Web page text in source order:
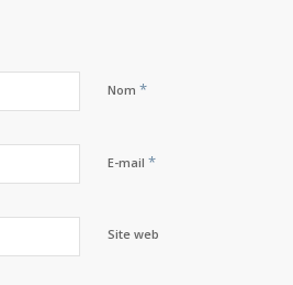
Nom *
E-mail *
Site web